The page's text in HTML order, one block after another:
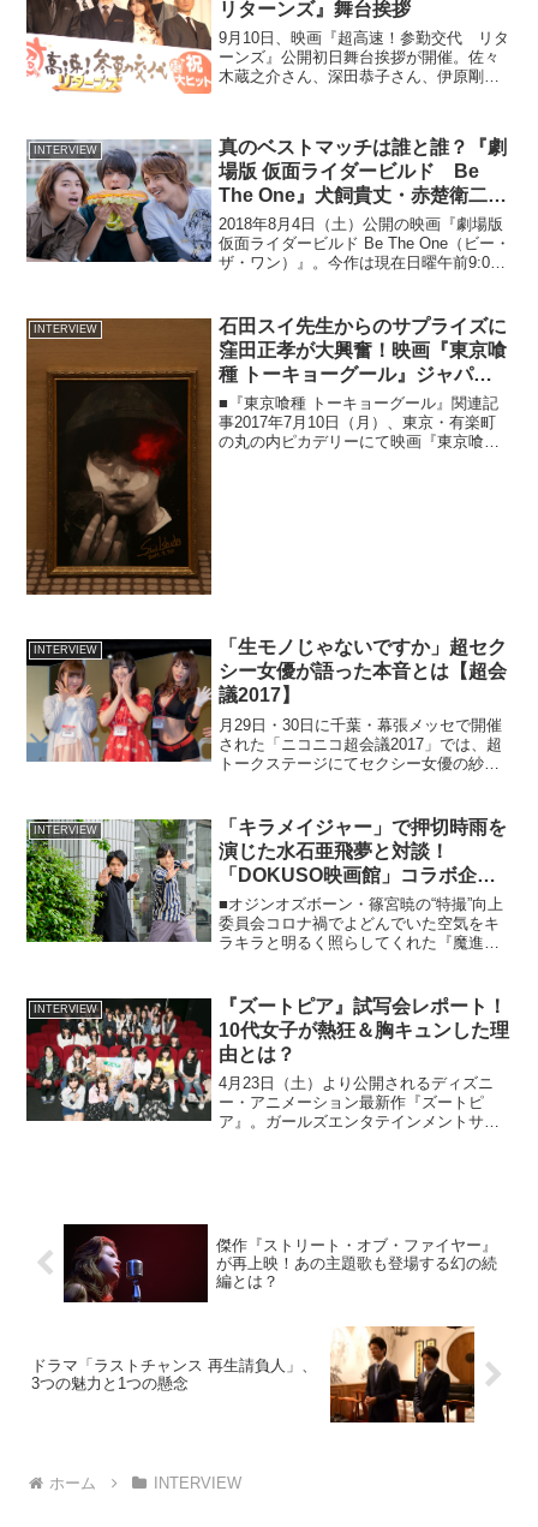
リターンズ』舞台挨拶
9月10日、映画『超高速！参勤交代 リタ
ーンズ』公開初日舞台挨拶が開催。佐々
木蔵之介さん、深田恭子さん、伊原剛志
ん、西村雅彦さん、本木克英監督、猿の
菊千代さんが登...
INTERVIEW
真のベストマッチは誰と誰？『劇
場版 仮面ライダービルド Be
The One』犬飼貴丈・赤楚衛二・
武田航平鼎談＆相性診断
2018年8月4日（土）公開の映画『劇場版
仮面ライダービルド Be The One（ビー・
ザ・ワン）』。今作は現在日曜午前9:00
拡大・高画質表示できます。火星から
持...
INTERVIEW
石田スイ先生からのサプライズに
窪田正孝が大興奮！映画『東京喰
種 トーキョーグール』ジャパン
プレミア&舞台挨拶
■『東京喰種 トーキョーグール』関連記
事2017年7月10日（月）、東京・有楽町
の丸の内ピカデリーにて映画『東京喰種
INTERVIEW
「生モノじゃないですか」超セク
シー女優が語った本音とは【超会
議2017】
月29日・30日に千葉・幕張メッセで開催
された「ニコニコ超会議2017」では、超
トークステージにてセクシー女優の紗倉
るMCで生々しいトークショーが行われま
した。会場には...
INTERVIEW
「キラメイジャー」で押切時雨を
演じた水石亜飛夢と対談！
「DOKUSO映画館」コラボ企画
の取材後記
■オジンオズボーン・篠宮暁の“特撮”向上
委員会コロナ禍でよどんでいた空気をキ
ラキラと明るく照らしてくれた『魔進戦
望月卓プロデューサーの「こんな時代だ
から、とにかくキラキ...
INTERVIEW
『ズートピア』試写会レポート！
10代女子が熱狂＆胸キュンした理
由とは？
4月23日（土）より公開されるディズニ
ー・アニメーション最新作『ズートピ
ア』。ガールズエンタテインメントサイ
傑作『ストリート・オブ・ファイヤー』
が再上映！あの主題歌も登場する幻の続
編とは？
ドラマ「ラストチャンス 再生請負人」、
3つの魅力と1つの懸念
ホーム INTERVIEW